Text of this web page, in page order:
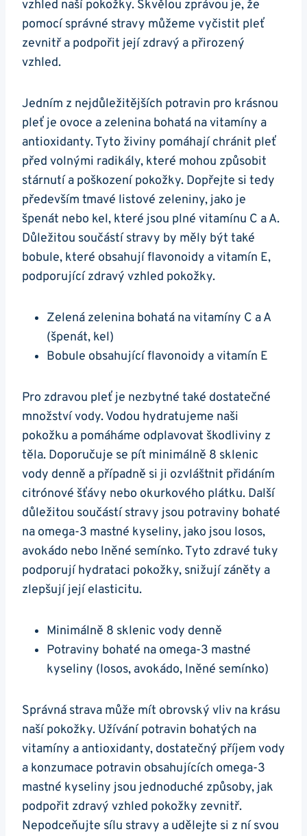
vzhled naší ‍pokožky. Skvělou zprávou je, že
pomocí správné stravy můžeme ⁣vyčistit‍ pleť ​
zevnitř⁤ a ⁣podpořit její zdravý a přirozený
vzhled.
Jedním z ⁢nejdůležitějších ⁤potravin pro krásnou
pleť ⁣je ‌ovoce ⁢a zelenina⁣ bohatá na‌ vitamíny a‍
antioxidanty. ​Tyto živiny ⁢pomáhají chránit ​pleť
před⁣ volnými radikály, které mohou ​způsobit
stárnutí a ⁤poškození pokožky. Dopřejte si tedy
především tmavé listové⁤ zeleniny, jako je
‍špenát nebo kel, které jsou plné vitamínu C a A.
Důležitou⁢ součástí stravy by měly⁣ být ‌také
bobule, které ⁤obsahují flavonoidy ⁣a vitamín E,
podporující zdravý vzhled pokožky.
Zelená zelenina ⁢bohatá ‌na vitamíny C a A
(špenát, kel)
Bobule obsahující⁢ flavonoidy a vitamín ‍E
Pro zdravou⁣ pleť ‍je nezbytné ‍také dostatečné⁣
množství ⁣vody. Vodou‍ hydratujeme naši
pokožku a ‌pomáháme odplavovat ​škodliviny‌ z
těla. Doporučuje se pít minimálně 8 sklenic
vody denně​ a případně si ji ozvláštnit přidáním
⁤citrónové šťávy nebo okurkového plátku. Další
důležitou součástí stravy jsou ‍potraviny ‌bohaté
na omega-3‌ mastné‍ kyseliny, jako jsou losos,​
avokádo nebo lněné semínko. Tyto zdravé tuky
podporují hydrataci pokožky, snižují záněty⁤ a
zlepšují její elasticitu.
Minimálně 8 sklenic vody denně
Potraviny bohaté na ⁤omega-3 mastné ​
kyseliny (losos, avokádo, lněné semínko)
Správná ⁣strava může​ mít⁢ obrovský vliv‌ na krásu⁣
naší pokožky. Užívání potravin bohatých na
vitamíny a ‍antioxidanty, dostatečný ⁤příjem ⁤vody
a ⁣konzumace potravin obsahujících ‍omega-3
mastné kyseliny jsou jednoduché způsoby, jak
⁤podpořit zdravý⁣ vzhled pokožky zevnitř.
Nepodceňujte sílu stravy a⁤ udělejte si z ní svou